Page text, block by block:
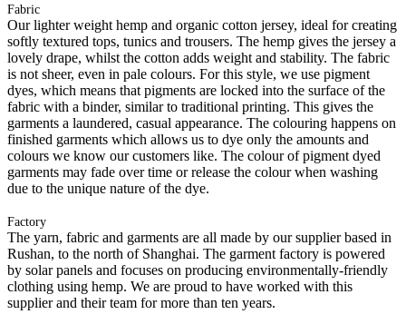
Fabric
Our lighter weight hemp and organic cotton jersey, ideal for creating
softly textured tops, tunics and trousers. The hemp gives the jersey a
lovely drape, whilst the cotton adds weight and stability. The fabric
is not sheer, even in pale colours. For this style, we use pigment
dyes, which means that pigments are locked into the surface of the
fabric with a binder, similar to traditional printing. This gives the
garments a laundered, casual appearance. The colouring happens on
finished garments which allows us to dye only the amounts and
colours we know our customers like. The colour of pigment dyed
garments may fade over time or release the colour when washing
due to the unique nature of the dye.
Factory
The yarn, fabric and garments are all made by our supplier based in
Rushan, to the north of Shanghai. The garment factory is powered
by solar panels and focuses on producing environmentally-friendly
clothing using hemp. We are proud to have worked with this
supplier and their team for more than ten years.